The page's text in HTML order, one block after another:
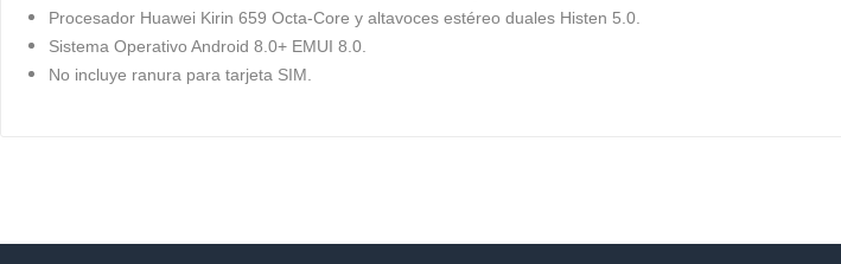
Procesador Huawei Kirin 659 Octa-Core y altavoces estéreo duales Histen 5.0.
Sistema Operativo Android 8.0+ EMUI 8.0.
No incluye ranura para tarjeta SIM.